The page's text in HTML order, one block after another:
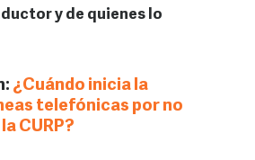
y de quienes lo
¿Cuándo inicia la
telefónicas por no
CURP?